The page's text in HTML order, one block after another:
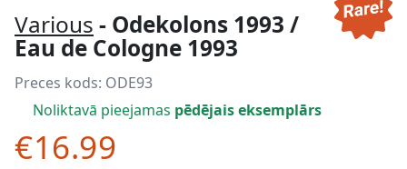
Various - Odekolons 1993 /
Eau de Cologne 1993
Preces kods: ODE93
Noliktavā pieejamas pēdējais eksemplārs
€16.99